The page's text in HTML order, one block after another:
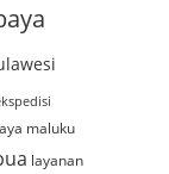
maluku
layanan